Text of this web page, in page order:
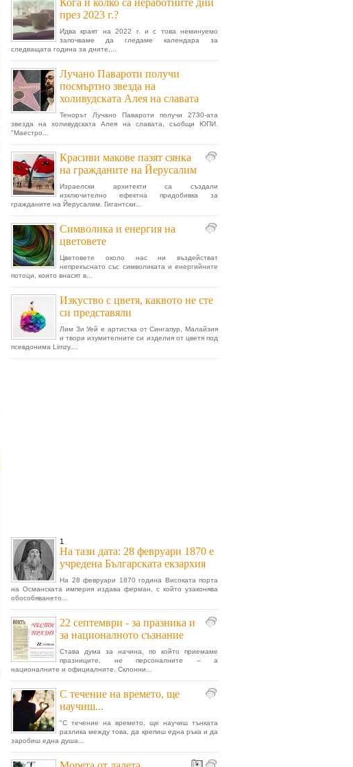
Кога и колко са неработните дни
през 2023 г.?
Идва краят на 2022 г. и с това неминуемо
започваме да гледаме календара за
следващата година за дните,...
Лучано Павароти получи
посмъртно звезда на
холивудската Алея на славата
Тенорът Лучано Павароти получи 2730-ата
звезда на холивудската Алея на славата, съобщи ЮПИ.
"Маестро...
Красиви макове пазят сянка
на гражданите на Йерусалим
Израелски архитекти са създали
изключително ефектна придобивка за
гражданите на Йерусалим. Гигантски...
Символика и енергия на
цветовете
Цветовете около нас ни въздействат
непрекъснато със символиката и енергийните
потоци, които внасят в...
Изкуство с цветя, каквото не сте
си представяли
Лим Зи Уей е артистка от Сингапур, Малайзия
и твори изумителните си изделия от цветя под
псевдонима Limzy....
1
На тази дата: 28 февруари 1870 е
учредена Българската екзархия
На 28 февруари 1870 година Високата порта
на Османската империя издава ферман, с който узаконява
обособяването...
22 септември - за празника и
за националното съзнание
Става дума за начина, по който приемаме
празниците, не персоналните – а
националните и официалните. Склонни...
С течение на времето, ще
научиш...
"С течение на времето, ще научиш тънката
разлика между това, да крепиш една ръка и да
заробиш една душа...